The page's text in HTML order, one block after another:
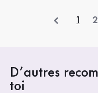
1 2
D’autres
toi